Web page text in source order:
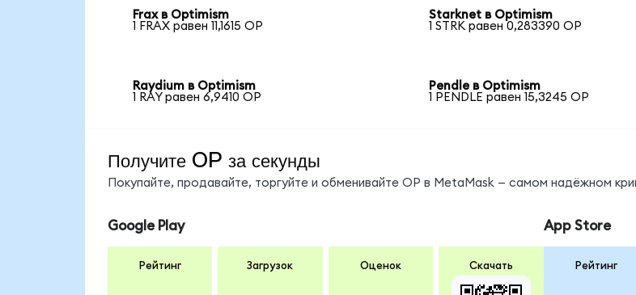
Frax в Optimism
1 FRAX равен 11,1615 OP
Starknet в Optimism
1 STRK равен 0,283390 OP
Raydium в Optimism
1 RAY равен 6,9410 OP
Pendle в Optimism
1 PENDLE равен 15,3245 OP
Получите OP за секунды
Покупайте, продавайте, торгуйте и обменивайте OP в MetaMask — самом надёжном
Google Play
Рейтинг Загрузок Оценок Скачать
App Store
Рейтинг